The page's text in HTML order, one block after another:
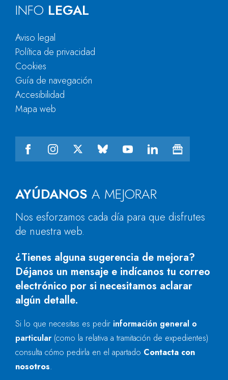
AYÚDANOS A MEJORAR
Nos esforzamos cada día para que disfrutes
de nuestra web.
¿Tienes alguna sugerencia de mejora?
Déjanos un mensaje e indícanos tu correo
electrónico por si necesitamos aclarar
algún detalle.
Si lo que necesitas es pedir información general o
particular (como la relativa a tramitación de expedientes)
consulta cómo pedirla en el apartado Contacta con
nosotros.
INFO LEGAL
Aviso legal
Política de privacidad
Cookies
Guía de navegación
Accesibilidad
Mapa web